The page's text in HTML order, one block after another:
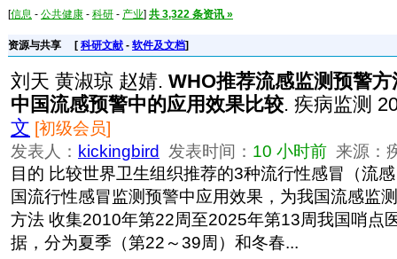
[信息 - 公共健康 - 科研 - 产业] 共 3,322 条资讯 »
资源与共享 [ 科研文献 - 软件及文档]
刘天 黄淑琼 赵婧. WHO推荐流感监测预警
中国流感预警中的应用效果比较. 疾病监测
文 [初级会员]
发表人： kickingbird 发表时间： 10 小时前 来源：
目的 比较世界卫生组织推荐的3种流行性感冒（流
国流行性感冒监测预警中应用效果，为我国流感监
方法 收集2010年第22周至2025年第13周我国哨点
据，分为夏季（第22～39周）和冬春...